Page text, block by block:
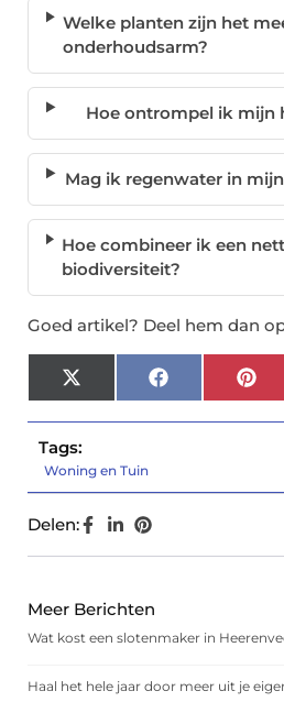
Welke planten zijn het
onderhoudsarm?
Hoe ontrompel ik mijn
Mag ik regenwater in
Hoe combineer ik een
biodiversiteit?
Goed artikel? Deel hem dan
X
(Twitter)
Facebook
Tags:
Woning en Tuin
Delen:
Meer Berichten
Wat kost een slotenmaker in
Haal het hele jaar door meer uit je